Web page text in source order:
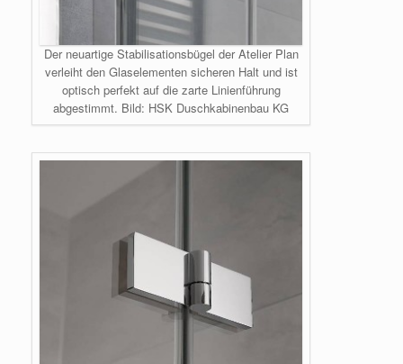
Der neuartige Stabilisationsbügel der Atelier Plan
verleiht den Glaselementen sicheren Halt und ist
optisch perfekt auf die zarte Linienführung
abgestimmt. Bild: HSK Duschkabinenbau KG